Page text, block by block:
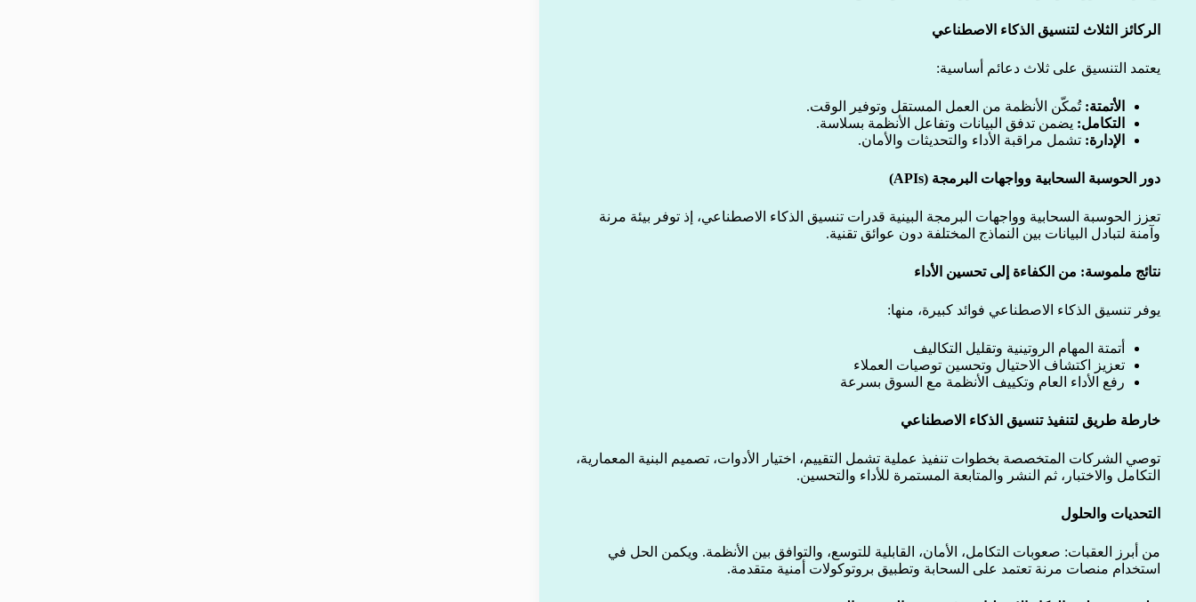
الركائز الثلاث لتنسيق الذكاء الاصطناعي
يعتمد التنسيق على ثلاث دعائم أساسية:
الأتمتة: تُمكّن الأنظمة من العمل المستقل وتوفير الوقت.
التكامل: يضمن تدفق البيانات وتفاعل الأنظمة بسلاسة.
الإدارة: تشمل مراقبة الأداء والتحديثات والأمان.
دور الحوسبة السحابية وواجهات البرمجة (APIs)
تعزز الحوسبة السحابية وواجهات البرمجة البينية قدرات تنسيق الذكاء الاصطناعي، إذ توفر بيئة مرنة
وآمنة لتبادل البيانات بين النماذج المختلفة دون عوائق تقنية.
نتائج ملموسة: من الكفاءة إلى تحسين الأداء
يوفر تنسيق الذكاء الاصطناعي فوائد كبيرة، منها:
أتمتة المهام الروتينية وتقليل التكاليف
تعزيز اكتشاف الاحتيال وتحسين توصيات العملاء
رفع الأداء العام وتكييف الأنظمة مع السوق بسرعة
خارطة طريق لتنفيذ تنسيق الذكاء الاصطناعي
توصي الشركات المتخصصة بخطوات تنفيذ عملية تشمل التقييم، اختيار الأدوات، تصميم البنية المعمارية،
التكامل والاختبار، ثم النشر والمتابعة المستمرة للأداء والتحسين.
التحديات والحلول
من أبرز العقبات: صعوبات التكامل، الأمان، القابلية للتوسع، والتوافق بين الأنظمة. ويكمن الحل في
استخدام منصات مرنة تعتمد على السحابة وتطبيق بروتوكولات أمنية متقدمة.